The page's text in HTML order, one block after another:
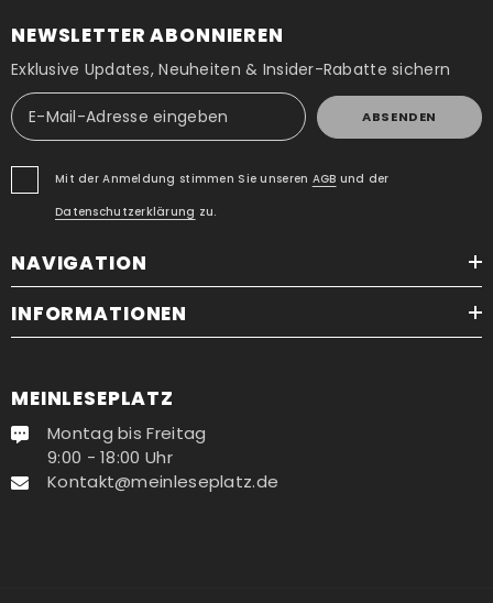
NEWSLETTER ABONNIEREN
Exklusive Updates, Neuheiten & Insider-Rabatte sichern
ABSENDEN
Mit der Anmeldung stimmen Sie unseren AGB und der
Datenschutzerklärung zu.
NAVIGATION
INFORMATIONEN
MEINLESEPLATZ
Montag bis Freitag
9:00 - 18:00 Uhr
Kontakt@meinleseplatz.de